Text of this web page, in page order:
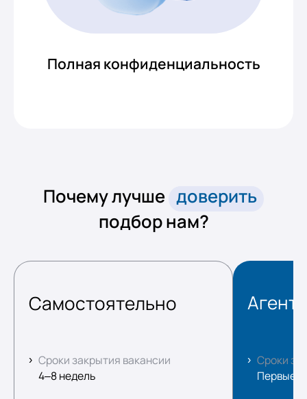
Полная конфиденциальность
Почему лучше доверить
подбор нам?
Самостоятельно
Сроки закрытия вакансии
4–8 недель
Сроки
Первые